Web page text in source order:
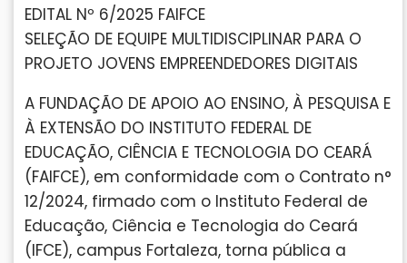
EDITAL Nº 6/2025 FAIFCE
SELEÇÃO DE EQUIPE MULTIDISCIPLINAR PARA O
PROJETO JOVENS EMPREENDEDORES DIGITAIS
A FUNDAÇÃO DE APOIO AO ENSINO, À PESQUISA E
À EXTENSÃO DO INSTITUTO FEDERAL DE
EDUCAÇÃO, CIÊNCIA E TECNOLOGIA DO CEARÁ
(FAIFCE), em conformidade com o Contrato n°
12/2024, firmado com o Instituto Federal de
Educação, Ciência e Tecnologia do Ceará
(IFCE), campus Fortaleza, torna pública a